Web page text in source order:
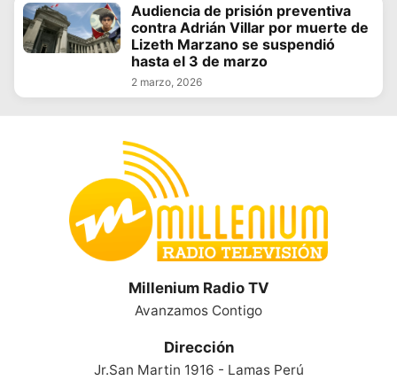
Audiencia de prisión preventiva
contra Adrián Villar por muerte de
Lizeth Marzano se suspendió
hasta el 3 de marzo
2 marzo, 2026
Millenium Radio TV
Avanzamos Contigo
Dirección
Jr.San Martin 1916 - Lamas Perú